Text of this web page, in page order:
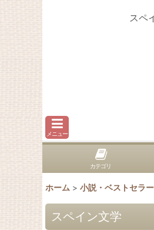
スペ
メニュー
カテゴリ
ホーム > 小説・ベストセラー
スペイン文学